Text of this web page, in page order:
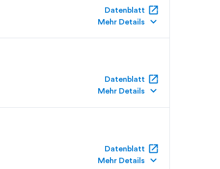
Datenblatt open_in_new
Mehr Details keyboard_arrow_down
Datenblatt open_in_new
Mehr Details keyboard_arrow_down
Datenblatt open_in_new
Mehr Details keyboard_arrow_down